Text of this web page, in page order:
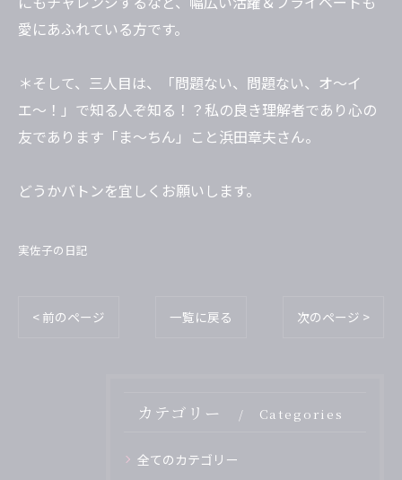
愛にあふれている方です。
＊そして、三人目は、「問題ない、問題ない、オ〜イ
エ〜！」で知る人ぞ知る！？私の良き理解者であり心の
友であります「ま〜ちん」こと浜田章夫さん。
どうかバトンを宜しくお願いします。
実佐子の日記
< 前のページ 一覧に戻る 次のページ >
カテゴリー Categories
全てのカテゴリー